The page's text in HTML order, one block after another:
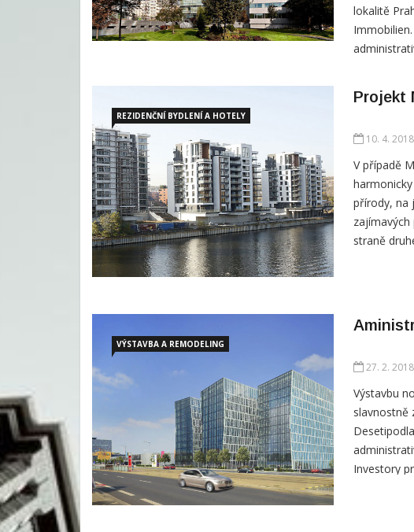
lokalitě
REZIDENČNÍ BYDLENÍ A HOTELY
Projekt
10. 4. 2018
V případě
přírody, na
straně
VÝSTAVBA A REMODELING
27. 2. 2018
Výstavbu
slavnostně
Investory